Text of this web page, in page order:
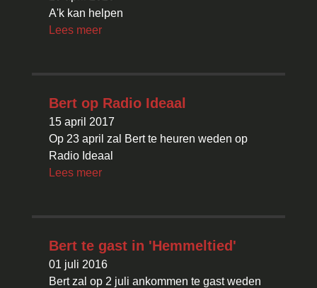
A'k kan helpen
Lees meer
Bert op Radio Ideaal
15 april 2017
Op 23 april zal Bert te heuren weden op
Radio Ideaal
Lees meer
Bert te gast in 'Hemmeltied'
01 juli 2016
Bert zal op 2 juli ankommen te gast weden